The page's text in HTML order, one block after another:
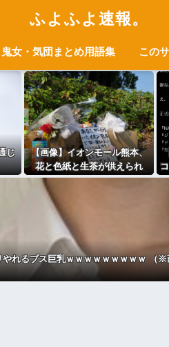
ふよふよ速報。
鬼女・気団まとめ用語集 この
じ
【画像】イオンモール熊本、
花と色紙と生茶が供えられ
る・・・
やれるブス巨乳ｗｗｗｗｗｗｗｗｗ （※